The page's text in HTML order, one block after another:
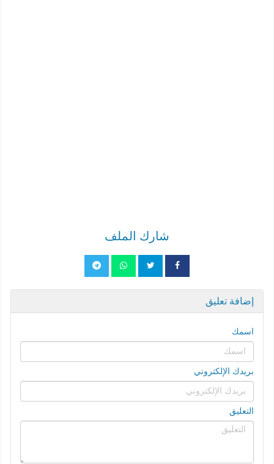
شارك الملف
إضافة تعليق
اسمك
بريدك الإلكتروني
التعليق